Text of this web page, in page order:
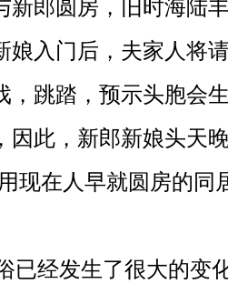
娘入门后，夫家人将
，跳踏，预示头胞会
因此，新郎新娘头天
现在人早就圆房的同
经发生了很大的变